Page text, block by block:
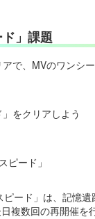
ド」課題
で、MVのワンシ
をクリアしよう
ピード」
ード」は、記憶遺
複数回の再開催を